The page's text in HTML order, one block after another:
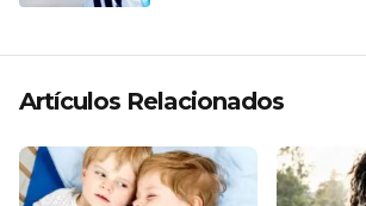
Artículos Relacionados